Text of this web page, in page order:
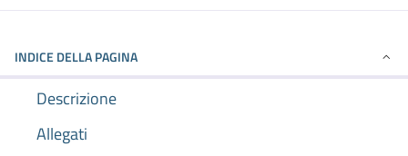
INDICE DELLA PAGINA
Descrizione
Allegati